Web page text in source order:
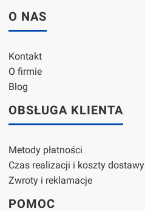
Linki w stopce
O NAS
Kontakt
O firmie
Blog
OBSŁUGA KLIENTA
Metody płatności
Czas realizacji i koszty dostawy
Zwroty i reklamacje
POMOC